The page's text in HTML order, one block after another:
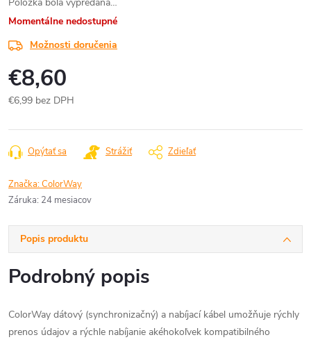
Momentálne nedostupné
Možnosti doručenia
€8,60
€6,99 bez DPH
cena:
Opýtať sa Strážiť Zdieľať
Značka:ColorWay
Záruka: 24 mesiacov
Popis produktu
Podrobný popis
ColorWay dátový (synchronizačný) a nabíjací kábel umožňuje rýchly
prenos údajov a rýchle nabíjanie akéhokoľvek kompatibilného